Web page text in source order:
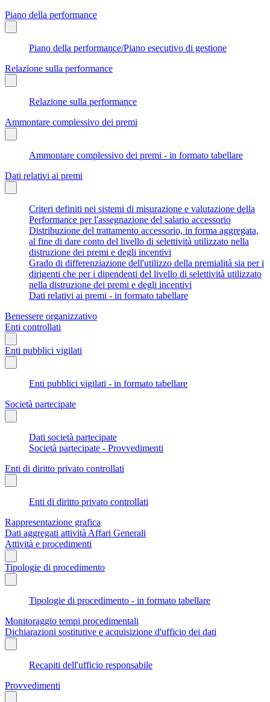
Piano della performance
Piano della performance/Piano esecutivo di gestione
Relazione sulla performance
Relazione sulla performance
Ammontare complessivo dei premi
Ammontare complessivo dei premi - in formato tabellare
Dati relativi ai premi
Criteri definiti nei sistemi di misurazione e valutazione della
Performance per l'assegnazione del salario accessorio
Distribuzione del trattamento accessorio, in forma aggregata,
al fine di dare conto del livello di selettività utilizzato nella
distruzione dei premi e degli incentivi
Grado di differenziazione dell'utilizzo della premialità sia per i
dirigenti che per i dipendenti del livello di selettività utilizzato
nella distruzione dei premi e degli incentivi
Dati relativi ai premi - in formato tabellare
Benessere organizzativo
Enti controllati
Enti pubblici vigilati
Enti pubblici vigilati - in formato tabellare
Società partecipate
Dati società partecipate
Società partecipate - Provvedimenti
Enti di diritto privato controllati
Enti di diritto privato controllati
Rappresentazione grafica
Dati aggregati attività Affari Generali
Attività e procedimenti
Tipologie di procedimento
Tipologie di procedimento - in formato tabellare
Monitoraggio tempi procedimentali
Dichiarazioni sostitutive e acquisizione d'ufficio dei dati
Recapiti dell'ufficio responsabile
Provvedimenti